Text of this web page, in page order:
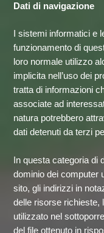
Dati di navigazione
I sistemi informatici e
funzionamento di
loro normale utilizzo
implicita nell’uso dei
tratta di informazioni
associate ad
natura potrebbero
dati detenuti da terzi
In questa categoria di
dominio dei computer
sito, gli indirizzi in
delle risorse richieste,
utilizzato nel
del file ottenuto in